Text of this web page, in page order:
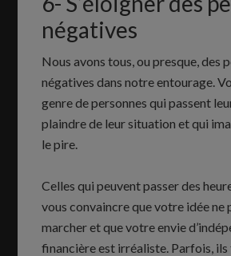
négatives
Nous avons tous, ou presque, des
négatives dans notre entourage.
genre de personnes qui passent
plaindre de leur situation et qui
le pire.
Celles qui peuvent passer des
vous convaincre que votre idée ne
marcher et que votre envie
financière est irréaliste. Parfois,